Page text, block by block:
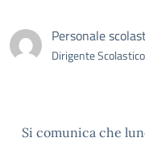
Personale
Dirigente Scolastico
Si comunica che